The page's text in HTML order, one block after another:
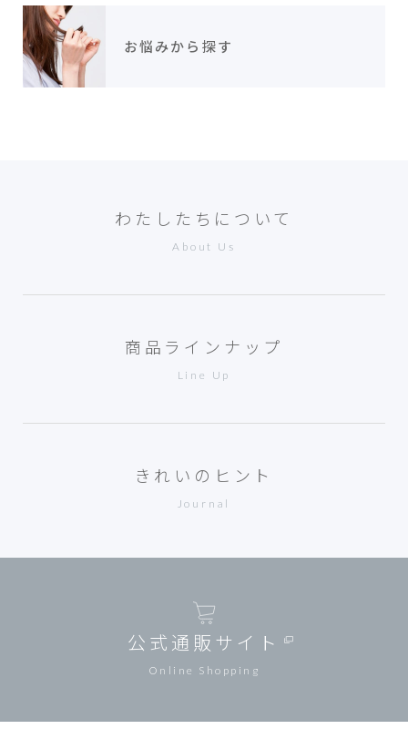
お悩みから探す
わたしたちについて
About Us
商品ラインナップ
Line Up
きれいのヒント
Journal
公式通販サイト
Online Shopping